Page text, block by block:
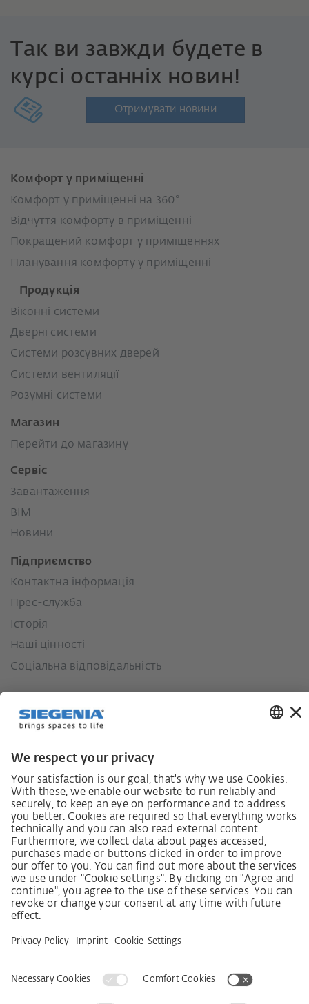
Так ви завжди будете в
курсі останніх новин!
Отримувати новини
Комфорт у приміщенні
Комфорт у приміщенні на 360°
Відчуття комфорту в приміщенні
Покращений комфорт у приміщеннях
Планування комфорту у приміщенні
Продукція
Віконні системи
Дверні системи
Системи розсувних дверей
Системи вентиляції
Розумні системи
Магазин
Перейти до магазину
Сервіс
Завантаження
BIM
Новини
Підприємство
Контактна інформація
Прес-служба
Історія
Наші цінності
Соціальна відповідальність
Закон про обов'язки щодо належної ретельності в
ланцюгах постачання
Кодекс поведінки постачальників
Інформаційний лист для постачальників щодо
Закону про належну обачність у ланцюгах
постачання (LkSG)
Декларація про принципи стратегії у сфері прав
людини
Процедура подання та розгляду скарг відповідно